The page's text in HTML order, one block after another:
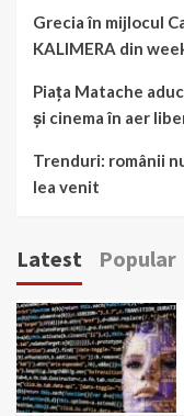
Grecia în mijlocul
KALIMERA din
Piața Matache
și cinema în aer
Trenduri: românii
lea venit
Latest Popular